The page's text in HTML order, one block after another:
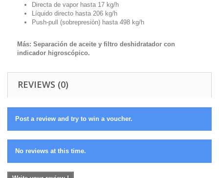
Directa de vapor hasta 17 kg/h
Líquido directo hasta 206 kg/h
Push-pull (sobrepresión) hasta 498 kg/h
Más: Separación de aceite y filtro deshidratador con
indicador higroscópico.
REVIEWS (0)
Post a review and try to win a voucher.
No reviews at this time.